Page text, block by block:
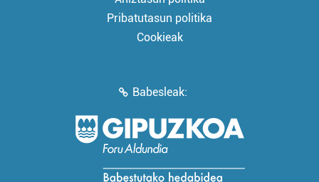
Pribatutasun politika
Cookieak
Babesleak: